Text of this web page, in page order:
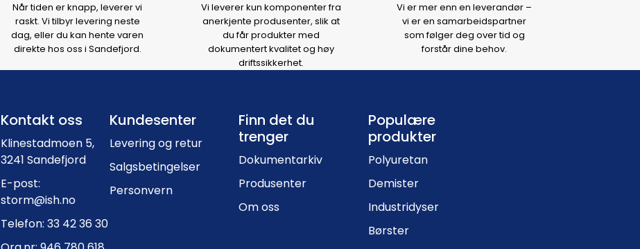
Når tiden er knapp, leverer vi
raskt. Vi tilbyr levering neste
dag, eller du kan hente varen
direkte hos oss i Sandefjord.
Vi leverer kun komponenter fra
anerkjente produsenter, slik at
du får produkter med
dokumentert kvalitet og høy
driftssikkerhet.
Vi er mer enn en leverandør –
vi er en samarbeidspartner
som følger deg over tid og
forstår dine behov.
Footer navigation
Kontakt oss
Klinestadmoen 5,
3241 Sandefjord
E-post:
storm@ish.no
Telefon: 33 42 36 30
Kundesenter
Levering og retur
Salgsbetingelser
Personvern
Finn det du
trenger
Dokumentarkiv
Produsenter
Om oss
Populære
produkter
Polyuretan
Demister
Industridyser
Børster